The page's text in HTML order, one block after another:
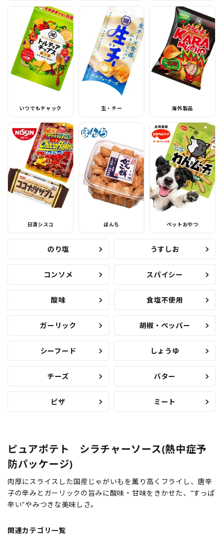
いつでもチャック 生・チー 海外製品
日清シスコ ぼんち ペットおやつ
のり塩 うすしお
コンソメ スパイシー
酸味 食塩不使用
ガーリック 胡椒・ペッパー
シーフード しょうゆ
チーズ バター
ピザ ミート
ピュアポテト シラチャーソース(熱中症予
防パッケージ)
肉厚にスライスした国産じゃがいもを薫り高くフライし、唐辛
子の辛みとガーリックの旨みに酸味・甘味をきかせた、”すっぱ
辛い”やみつきな美味しさ。
関連カテゴリ一覧